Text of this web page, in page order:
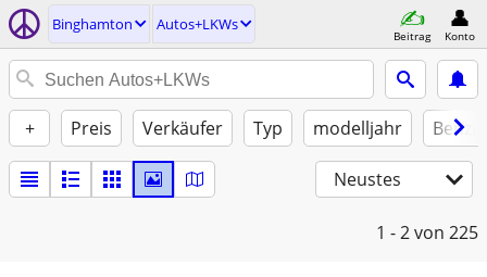
Binghamton Autos+LKWs
Beitrag Konto
+ Preis Verkäufer Typ modelljahr Benzin
Neustes
1 - 2von 225